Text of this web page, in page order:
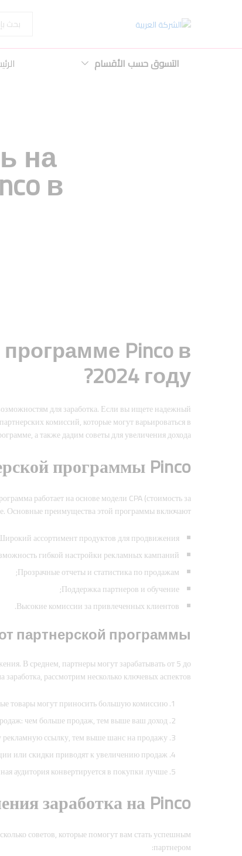
الكل
التسوق حسب الأقسام
на
в
Pinco в
2024 году?
для заработка. Если вы ищете надежный
комиссий, которые могут варьироваться в
а также дадим советы для увеличения дохода.
программы Pinco
работает на основе модели CPA (стоимость за
Основные преимущества этой программы включают:
ассортимент продуктов для продвижения;
гибкой настройки рекламных кампаний;
Прозрачные отчеты и статистика по продажам;
Поддержка партнеров и обучение;
Высокие комиссии за привлеченных клиентов.
партнерской программы
В среднем, партнеры могут зарабатывать от 5 до
рассмотрим несколько ключевых аспектов:
товары могут приносить большую комиссию.
чем больше продаж, тем выше ваш доход.
ссылку, тем выше шанс на продажу.
или скидки приводят к увеличению продаж.
аудитория конвертируется в покупки лучше.
заработка на Pinco
советов, которые помогут вам стать успешным
партнером: